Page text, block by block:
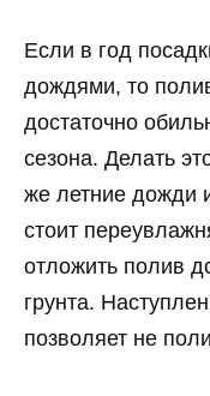
Если в год
дождями, то
достаточно
сезона. Делать
же летние дожди
стоит
отложить полив
грунта.
позволяет не